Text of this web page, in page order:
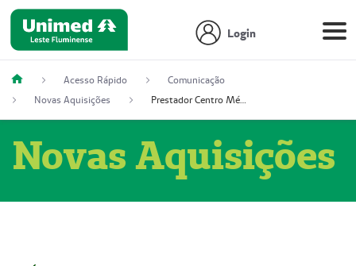
Login
Acesso Rápido
Comunicação
Novas Aquisições
Prestador Centro Médico Vitória Ltda, 51004350-4: Centro Médico Vitória Ltda (Nome Fantasia: Policlínica Master)
Novas Aquisições